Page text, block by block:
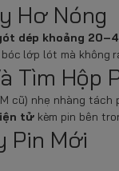
Hơ Nóng
dép khoảng
lớp lót mà không
Tìm Hộp
cũ) nhẹ nhàng tách
tửkèm pin bên
Pin Mới